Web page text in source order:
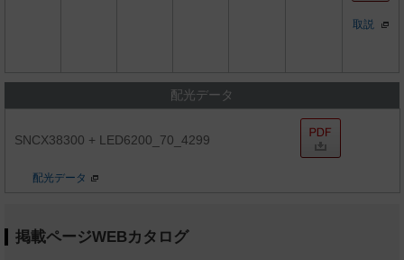
取説
配光データ
SNCX38300 + LED6200_70_4299
配光データ
掲載ページWEBカタログ